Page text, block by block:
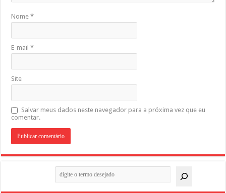
Nome*
E-mail*
Site
Salvar meus dados neste navegador para a próxima vez que eu
comentar.